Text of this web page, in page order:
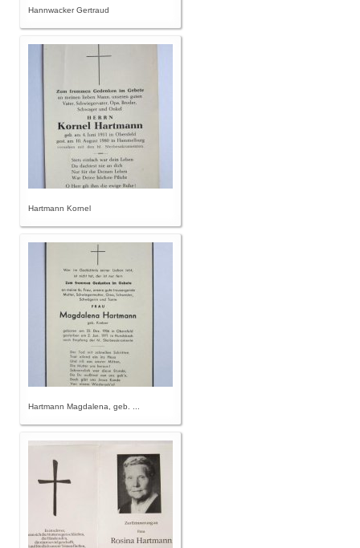
Hannwacker Gertraud
Hartmann Kornel
Hartmann Magdalena, geb. ...